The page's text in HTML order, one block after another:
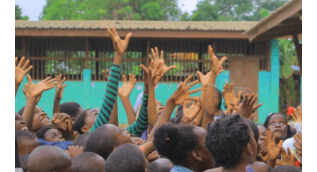
Fondations
–
Décembre
2025/
Janvier
2026